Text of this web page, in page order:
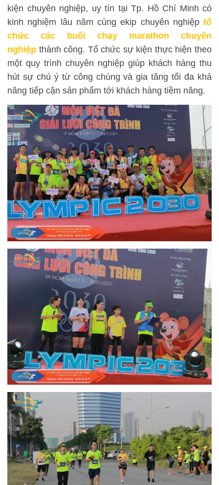
kiện chuyên nghiệp, uy tín tại Tp. Hồ Chí Minh có
kinh nghiệm lâu năm cùng ekip chuyên nghiệp tổ
chức các buổi chạy marathon chuyên
nghiệp thành công. Tổ chức sự kiện thực hiện theo
một quy trình chuyên nghiệp giúp khách hàng thu
hút sự chú ý từ công chúng và gia tăng tối đa khả
năng tiếp cận sản phẩm tới khách hàng tiềm năng.